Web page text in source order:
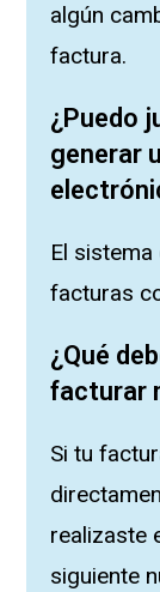
algún
factura.
¿Puedo
generar
El
facturas
¿Qué
facturar
Si tu
realizaste
siguiente